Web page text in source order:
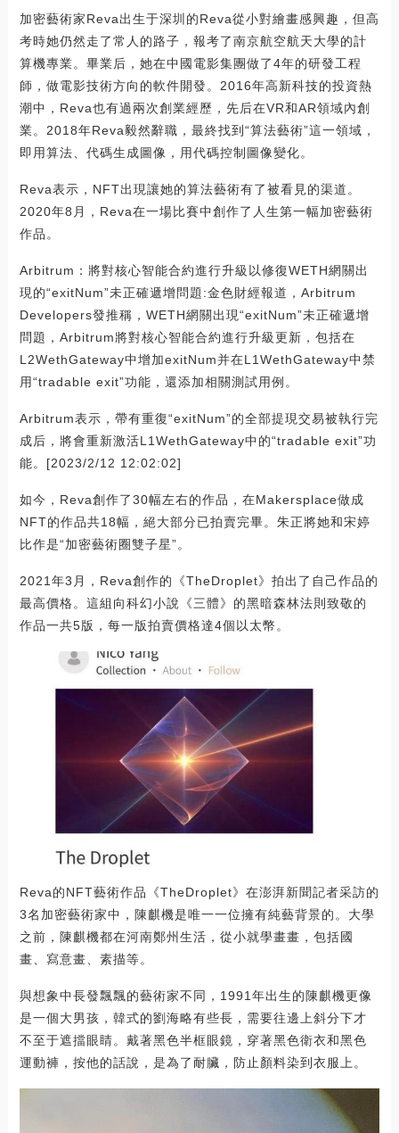
加密藝術家Reva出生于深圳的Reva從小對繪畫感興趣，但高
考時她仍然走了常人的路子，報考了南京航空航天大學的計
算機專業。畢業后，她在中國電影集團做了4年的研發工程
師，做電影技術方向的軟件開發。2016年高新科技的投資熱
潮中，Reva也有過兩次創業經歷，先后在VR和AR領域內創
業。2018年Reva毅然辭職，最終找到“算法藝術”這一領域，
即用算法、代碼生成圖像，用代碼控制圖像變化。
Reva表示，NFT出現讓她的算法藝術有了被看見的渠道。
2020年8月，Reva在一場比賽中創作了人生第一幅加密藝術
作品。
Arbitrum：將對核心智能合約進行升級以修復WETH網關出
現的“exitNum”未正確遞增問題:金色財經報道，Arbitrum
Developers發推稱，WETH網關出現“exitNum”未正確遞增
問題，Arbitrum將對核心智能合約進行升級更新，包括在
L2WethGateway中增加exitNum并在L1WethGateway中禁
用“tradable exit”功能，還添加相關測試用例。
Arbitrum表示，帶有重復“exitNum”的全部提現交易被執行完
成后，將會重新激活L1WethGateway中的“tradable exit”功
能。[2023/2/12 12:02:02]
如今，Reva創作了30幅左右的作品，在Makersplace做成
NFT的作品共18幅，絕大部分已拍賣完畢。朱正將她和宋婷
比作是“加密藝術圈雙子星”。
2021年3月，Reva創作的《TheDroplet》拍出了自己作品的
最高價格。這組向科幻小說《三體》的黑暗森林法則致敬的
作品一共5版，每一版拍賣價格達4個以太幣。
Reva的NFT藝術作品《TheDroplet》在澎湃新聞記者采訪的
3名加密藝術家中，陳麒機是唯一一位擁有純藝背景的。大學
之前，陳麒機都在河南鄭州生活，從小就學畫畫，包括國
畫、寫意畫、素描等。
與想象中長發飄飄的藝術家不同，1991年出生的陳麒機更像
是一個大男孩，韓式的劉海略有些長，需要往邊上斜分下才
不至于遮擋眼睛。戴著黑色半框眼鏡，穿著黑色衛衣和黑色
運動褲，按他的話說，是為了耐臟，防止顏料染到衣服上。